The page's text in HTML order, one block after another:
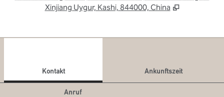
Xinjiang Uygur, Kashi, 844000, China
Kontakt
Ankunftszeit
Anruf
Telefon